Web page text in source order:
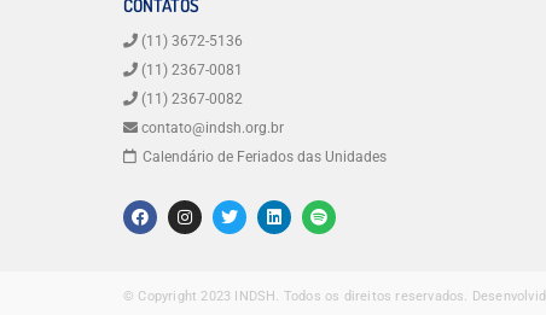
CONTATOS
(11) 3672-5136
(11) 2367-0081
(11) 2367-0082
contato@indsh.org.br
Calendário de Feriados das Unidades
© Copyright 2023 INDSH. Todos os direitos reservados.